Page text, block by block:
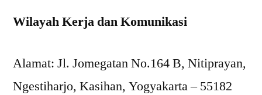
Wilayah Kerja dan Komunikasi
Alamat: Jl. Jomegatan No.164 B, Nitiprayan,
Ngestiharjo, Kasihan, Yogyakarta – 55182